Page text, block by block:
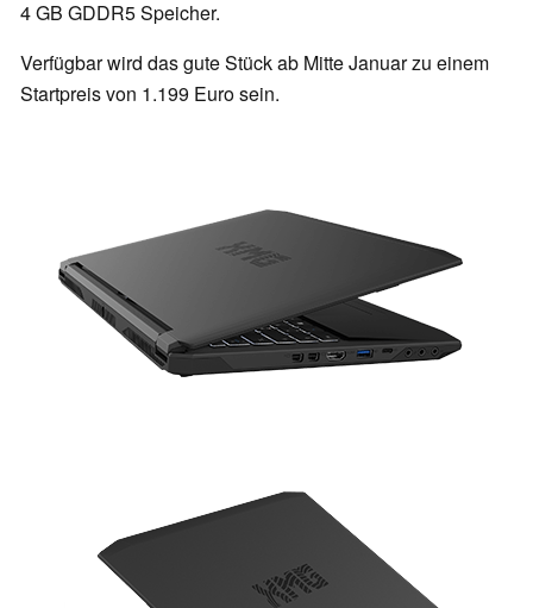
4 GB GDDR5 Speicher.
Verfügbar wird das gute Stück ab Mitte Januar zu einem
Startpreis von 1.199 Euro sein.